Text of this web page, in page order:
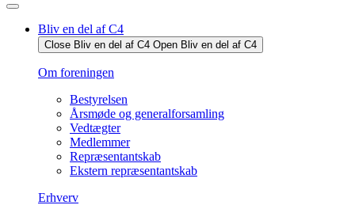
Bliv en del af C4
Close Bliv en del af C4 Open Bliv en del af C4
Om foreningen
Bestyrelsen
Årsmøde og generalforsamling
Vedtægter
Medlemmer
Repræsentantskab
Ekstern repræsentantskab
Erhverv